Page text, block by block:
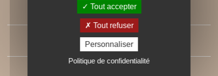
SOMMAIRE
PRESSE
Tout accepter
Tout refuser
Personnaliser
Politique de confidentialité